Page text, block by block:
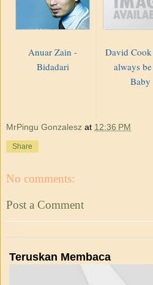
Anuar Zain -
Bidadari
David
always
Baby
MrPingu Gonzalesz at 12:36 PM
Share
No comments:
Post a Comment
Teruskan Membaca